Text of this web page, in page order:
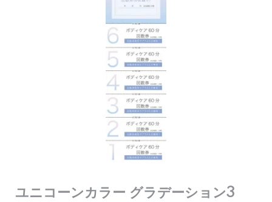
ユニコーンカラー グラデーション3